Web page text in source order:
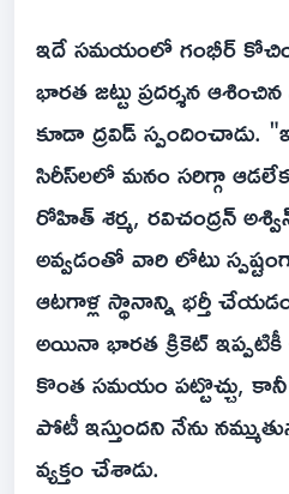
ఇదే సమయంలో గంభీర్
భారత జట్టు ప్రదర్శన
కూడా ద్రవిడ్ స్పందించాడు.
సిరీస్‌లలో మనం సరిగ్గా
రోహిత్ శర్మ, రవిచంద్రన్
అవ్వడంతో వారి లోటు
ఆటగాళ్ల స్థానాన్ని భర్తీ
అయినా భారత క్రికెట్
కొంత సమయం పట్టొచ్చు, కానీ
పోటీ ఇస్తుందని నేను
వ్యక్తం చేశాడు.